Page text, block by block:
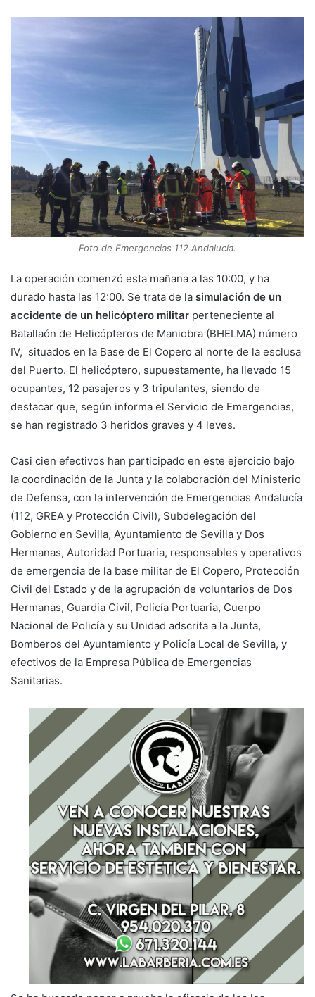
Foto de Emergencias 112 Andalucía.
La operación comenzó esta mañana a las 10:00, y ha
durado hasta las 12:00. Se trata de la simulación de un
accidente de un helicóptero militar perteneciente al
Batallaón de Helicópteros de Maniobra (BHELMA) número
IV, situados en la Base de El Copero al norte de la esclusa
del Puerto. El helicóptero, supuestamente, ha llevado 15
ocupantes, 12 pasajeros y 3 tripulantes, siendo de
destacar que, según informa el Servicio de Emergencias,
se han registrado 3 heridos graves y 4 leves.
Casi cien efectivos han participado en este ejercicio bajo
la coordinación de la Junta y la colaboración del Ministerio
de Defensa, con la intervención de Emergencias Andalucía
(112, GREA y Protección Civil), Subdelegación del
Gobierno en Sevilla, Ayuntamiento de Sevilla y Dos
Hermanas, Autoridad Portuaria, responsables y operativos
de emergencia de la base militar de El Copero, Protección
Civil del Estado y de la agrupación de voluntarios de Dos
Hermanas, Guardia Civil, Policía Portuaria, Cuerpo
Nacional de Policía y su Unidad adscrita a la Junta,
Bomberos del Ayuntamiento y Policía Local de Sevilla, y
efectivos de la Empresa Pública de Emergencias
Sanitarias.